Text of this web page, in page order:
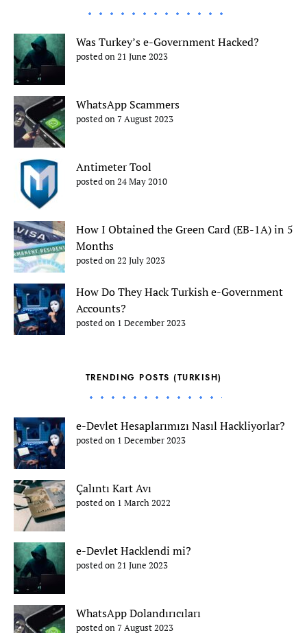
Was Turkey’s e-Government Hacked?
posted on 21 June 2023
WhatsApp Scammers
posted on 7 August 2023
Antimeter Tool
posted on 24 May 2010
How I Obtained the Green Card (EB-1A) in 5
Months
posted on 22 July 2023
How Do They Hack Turkish e-Government
Accounts?
posted on 1 December 2023
TRENDING POSTS (TURKISH)
e-Devlet Hesaplarımızı Nasıl Hackliyorlar?
posted on 1 December 2023
Çalıntı Kart Avı
posted on 1 March 2022
e-Devlet Hacklendi mi?
posted on 21 June 2023
WhatsApp Dolandırıcıları
posted on 7 August 2023